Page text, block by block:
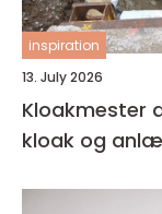
inspiration
13. July 2026
Kloakmester aabenraa
kloak og